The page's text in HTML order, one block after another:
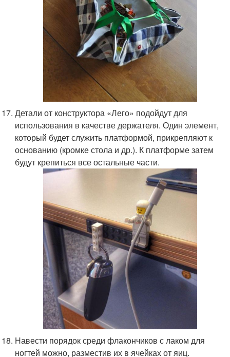
Детали от конструктора «Лего» подойдут для
использования в качестве держателя. Один элемент,
который будет служить платформой, прикрепляют к
основанию (кромке стола и др.). К платформе затем
будут крепиться все остальные части.
Навести порядок среди флакончиков с лаком для
ногтей можно, разместив их в ячейках от яиц.